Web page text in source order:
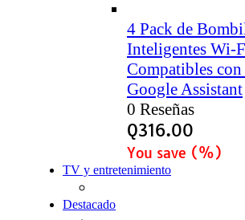
4 Pack de
Inteligentes Wi-
Compatibles
Google Assistant
0 Reseñas
Q316.00
You save (%)
TV y entretenimiento
Destacado